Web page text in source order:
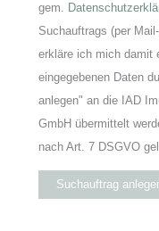
gem.
Suchauftrags (per
erkläre ich mich damit
eingegebenen Daten
anlegen" an die IAD
GmbH übermittelt
nach Art. 7 DSGVO
Suchauftrag